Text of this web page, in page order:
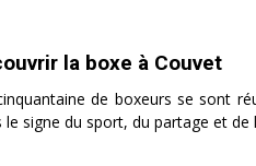
la boxe à Couvet
de boxeurs se sont
signe du sport, du partage et de